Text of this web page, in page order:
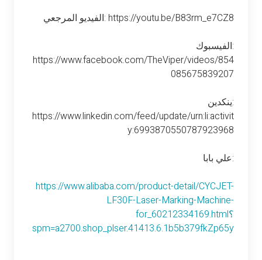
الفيديو المرجعي: https://youtu.be/B83rm_e7CZ8
الفيسبوك:
https://www.facebook.com/TheViper/videos/854
085675839207
ينكدين:
https://www.linkedin.com/feed/update/urn:li:activit
y:6993870550787923968
علي بابا:
https://www.alibaba.com/product-detail/CYCJET-
LF30F-Laser-Marking-Machine-
for_60212334169.html؟
spm=a2700.shop_plser.41413.6.1b5b379fkZp65y